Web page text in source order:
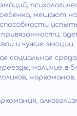
мешают
и чужие эмоции.
социальная
наличие в